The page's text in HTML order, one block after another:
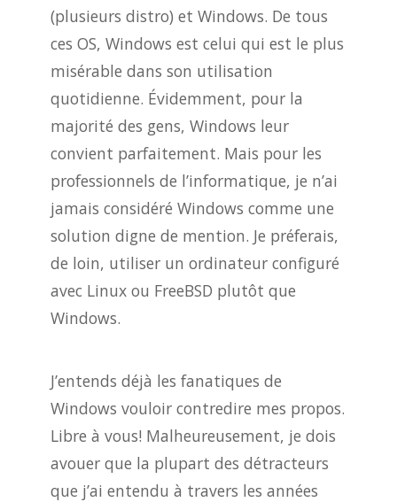
(plusieurs distro) et Windows. De tous
ces OS, Windows est celui qui est le plus
misérable dans son utilisation
quotidienne. Évidemment, pour la
majorité des gens, Windows leur
convient parfaitement. Mais pour les
professionnels de l’informatique, je n’ai
jamais considéré Windows comme une
solution digne de mention. Je préferais,
de loin, utiliser un ordinateur configuré
avec Linux ou FreeBSD plutôt que
Windows.
J’entends déjà les fanatiques de
Windows vouloir contredire mes propos.
Libre à vous! Malheureusement, je dois
avouer que la plupart des détracteurs
que j’ai entendu à travers les années